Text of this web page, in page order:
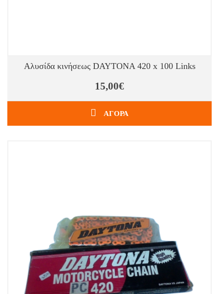
Αλυσίδα κινήσεως DAYTONA 420 x 100 Links
15,00€
ΑΓΟΡΑ